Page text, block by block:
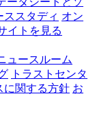
ススタディ オン
イトを見る
ュースルーム
トラストセンタ
に関する方針 お